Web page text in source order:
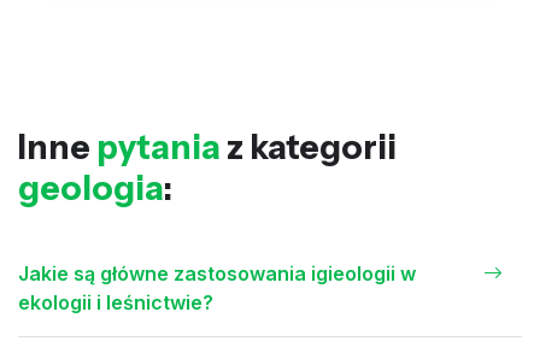
Inne pytania z kategorii
geologia:
Jakie są główne zastosowania igieologii w
ekologii i leśnictwie?